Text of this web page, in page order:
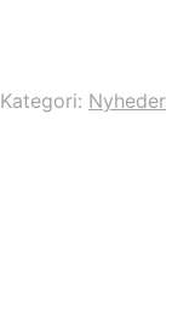
Kategori: Nyheder